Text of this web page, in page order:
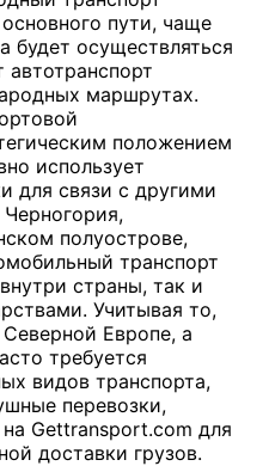
пути, чаще
будет осуществляться
маршрутах.
положением
использует
для связи с другими
полуострове,
транспорт
страны, так и
Учитывая то,
Европе, а
требуется
видов транспорта,
перевозки,
Gettransport.com для
доставки грузов.